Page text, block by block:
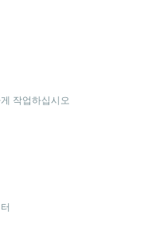
작업하십시오